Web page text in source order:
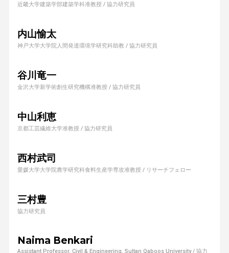
近畿大学建築学部建築学科准教授 / 協力研究員
内山愉太
神戸大学大学院人間発達環境学研究科助教 / 協力研究員
谷川竜一
金沢大学新学術創生研究機構准教授 / 協力研究員
中山利恵
京都工芸繊維大学准教授 / 協力研究員
西村武司
愛媛大学大学院農学研究科食料生産学専攻准教授 / リサーチフェロー
三村豊
協力研究員
Naima Benkari
Assistant Professor, Civil & Engineering, Sultan Qaboos University / 協力